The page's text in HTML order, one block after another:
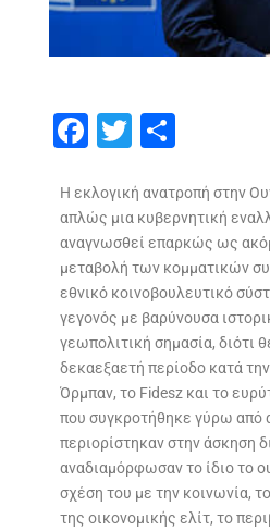
F
e
b
o
o
k
T
itt
er
S
ar
e
Η εκλογική ανατροπή στην
απλώς μια κυβερνητική
αναγνωσθεί επαρκώς ως
μεταβολή των κομματικών
εθνικό κοινοβουλευτικό
γεγονός με βαρύνουσα
γεωπολιτική σημασία, διότι
δεκαεξαετή περίοδο κατά
Όρμπαν, το Fidesz και το
που συγκροτήθηκε γύρω από
περιορίστηκαν στην άσκηση
αναδιαμόρφωσαν το ίδιο το
σχέση του με την κοινωνία,
της οικονομικής ελίτ, το